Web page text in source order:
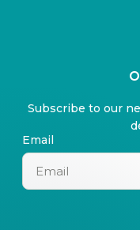
Subscribe to our
Email